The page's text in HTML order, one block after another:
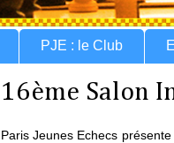
PJE : le Club
16ème Salon
Paris Jeunes Echecs